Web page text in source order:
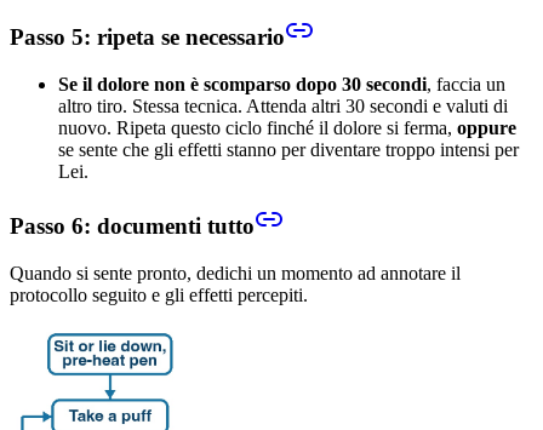
Passo 5: ripeta se necessario
Se il dolore non è scomparso dopo 30 secondi, faccia un
altro tiro. Stessa tecnica. Attenda altri 30 secondi e valuti di
nuovo. Ripeta questo ciclo finché il dolore si ferma, oppure
se sente che gli effetti stanno per diventare troppo intensi per
Lei.
Passo 6: documenti tutto
Quando si sente pronto, dedichi un momento ad annotare il
protocollo seguito e gli effetti percepiti.